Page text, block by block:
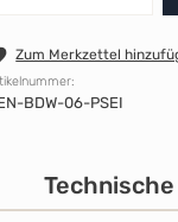
Zum Merkzettel
BDW-06-PSEI